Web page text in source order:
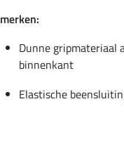
Dunne gripmateriaal
binnenkant
Elastische